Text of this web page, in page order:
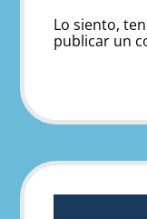
Lo siento,
publicar un